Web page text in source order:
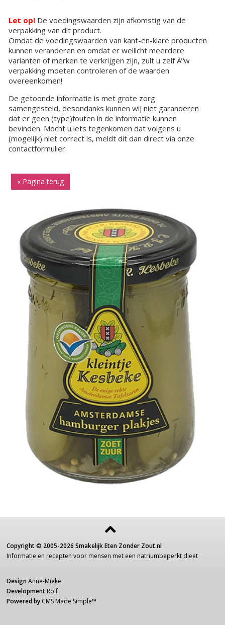
Let op! De voedingswaarden zijn afkomstig van de
verpakking van dit product.
Omdat de voedingswaarden van kant-en-klare producten
kunnen veranderen en omdat er wellicht meerdere
varianten of merken te verkrijgen zijn, zult u zelf Ãºw
verpakking moeten controleren of de waarden
overeenkomen!
De getoonde informatie is met grote zorg
samengesteld, desondanks kunnen wij niet garanderen
dat er geen (type)fouten in de informatie kunnen
bevinden. Mocht u iets tegenkomen dat volgens u
(mogelijk) niet correct is, meldt dit dan direct via onze
contactformulier.
« Pagina terug
Copyright © 2005-2026 Smakelijk Eten Zonder Zout.nl
Informatie en recepten voor mensen met een natriumbeperkt dieet
Design Anne-Mieke
Development Rolf
Powered by CMS Made Simple™